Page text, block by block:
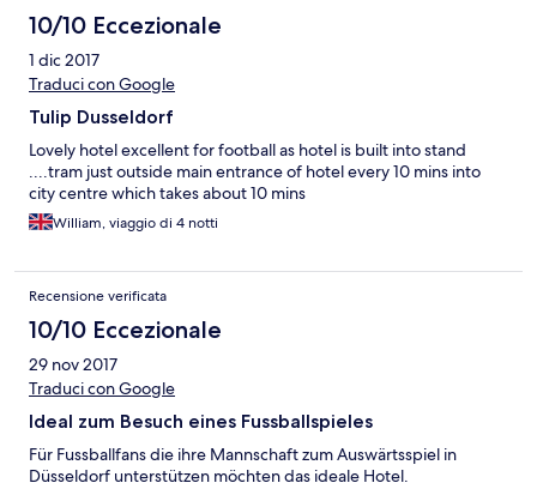
10/10 Eccezionale
1 dic 2017
Traduci con Google
Tulip Dusseldorf
Lovely hotel excellent for football as hotel is built into stand
....tram just outside main entrance of hotel every 10 mins into
city centre which takes about 10 mins
William, viaggio di 4 notti
Recensione verificata
10/10 Eccezionale
29 nov 2017
Traduci con Google
Ideal zum Besuch eines Fussballspieles
Für Fussballfans die ihre Mannschaft zum Auswärtsspiel in
Düsseldorf unterstützen möchten das ideale Hotel.